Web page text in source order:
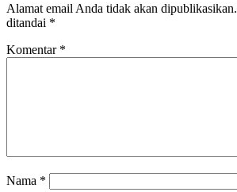
Alamat email Anda tidak akan dipublikasikan.
ditandai *
Komentar *
Nama *